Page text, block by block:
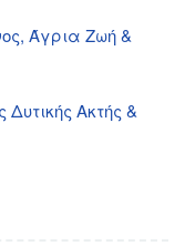
Άγρια Ζωή &
Ακτής &